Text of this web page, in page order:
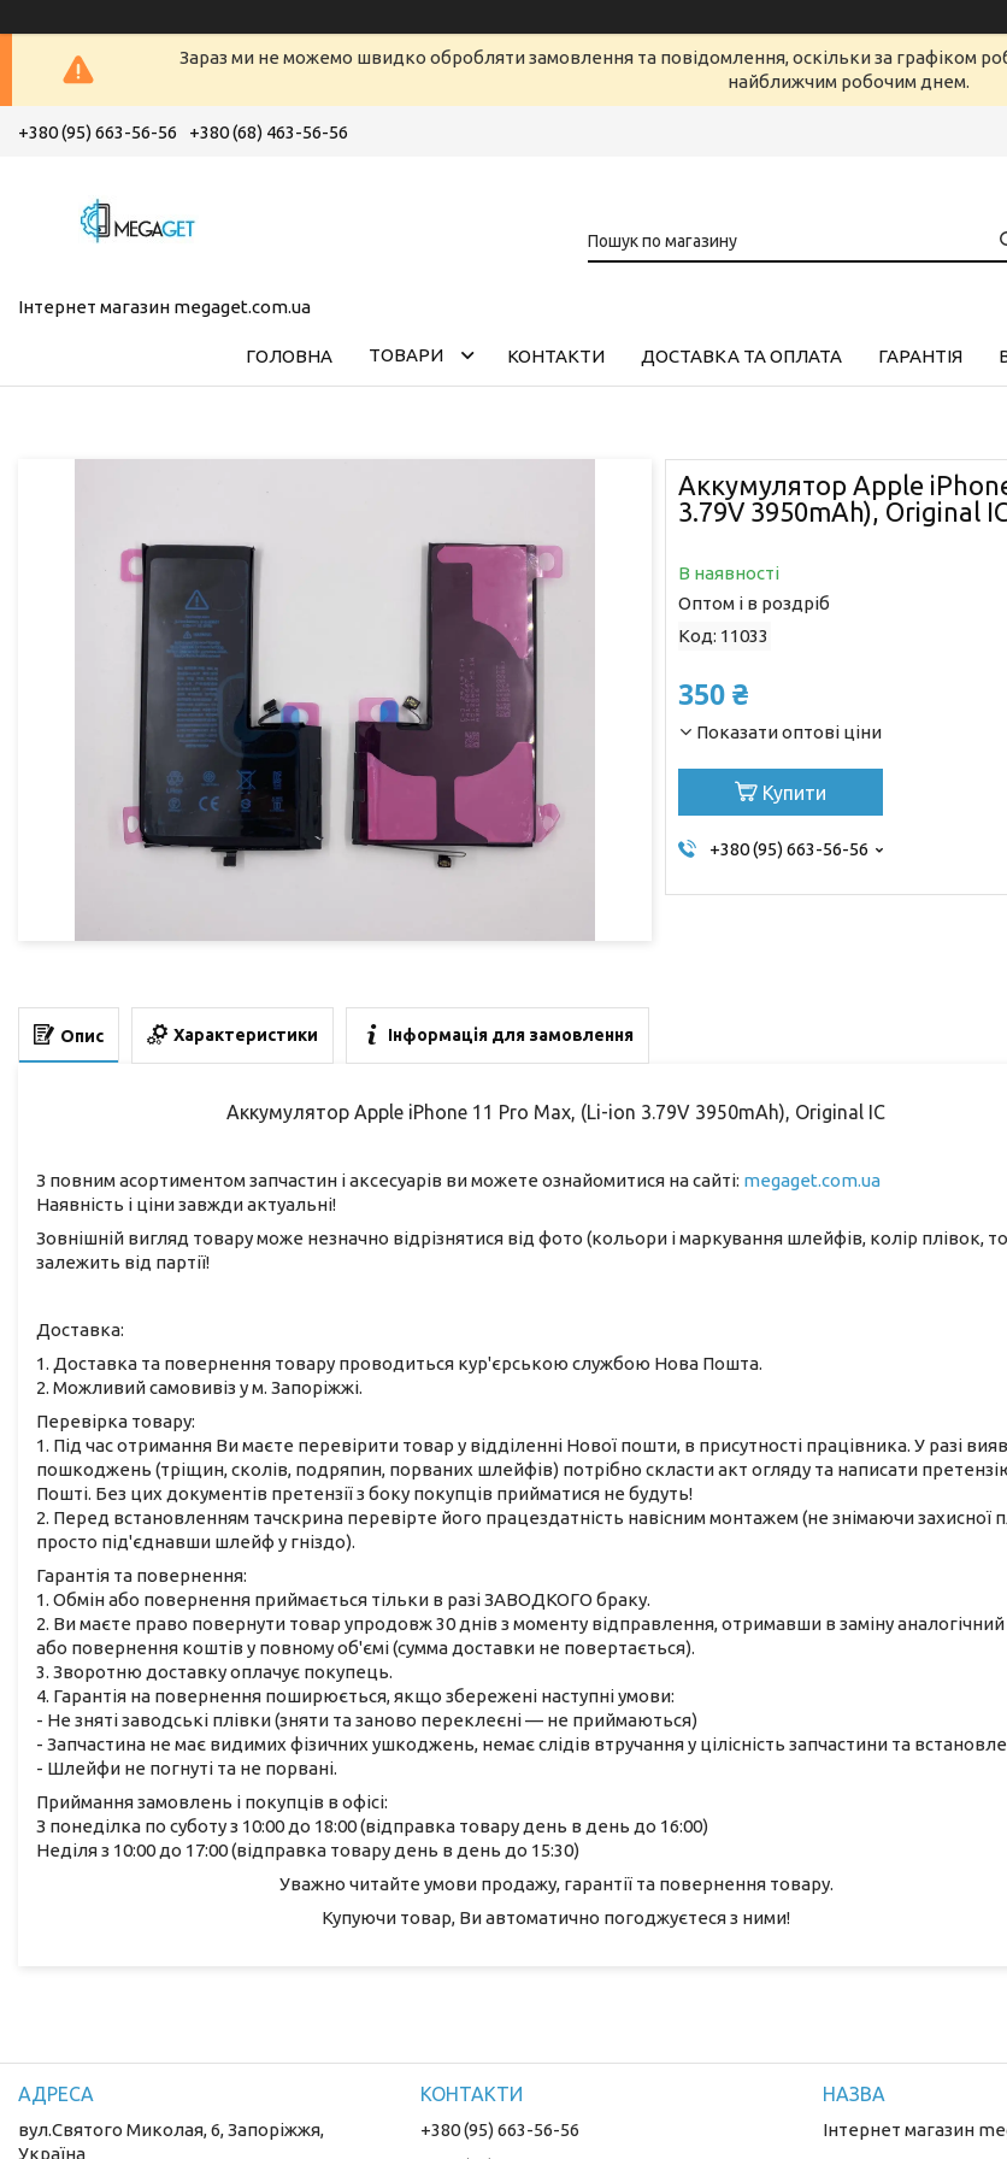
Зараз ми не можемо швидко обробляти замовлення та повідомлення, оскільки за графіком
найближчим робочим днем.
+380 (95) 663-56-56 +380 (68) 463-56-56
Інтернет магазин megaget.com.ua
ГОЛОВНА ТОВАРИ КОНТАКТИ ДОСТАВКА ТА ОПЛАТА ГАРАНТІЯ
Аккумулятор Apple
3.79V 3950mAh), Original
В наявності
Оптом і в роздріб
Код: 11033
350 ₴
Показати оптові ціни
Купити
+380 (95) 663-56-56
Опис Характеристики Інформація для замовлення
Аккумулятор Apple iPhone 11 Pro Max, (Li-ion 3.79V 3950mAh), Original IC
З повним асортиментом запчастин і аксесуарів ви можете ознайомитися на сайті: megaget.com.ua
Наявність і ціни завжди актуальні!
Зовнішній вигляд товару може незначно відрізнятися від фото (кольори і маркування шлейфів, колір плівок,
залежить від партії!
Доставка:
1. Доставка та повернення товару проводиться кур'єрською службою Нова Пошта.
2. Можливий самовивіз у м. Запоріжжі.
Перевірка товару:
1. Під час отримання Ви маєте перевірити товар у відділенні Нової пошти, в присутності працівника. У разі
пошкоджень (тріщин, сколів, подряпин, порваних шлейфів) потрібно скласти акт огляду та написати
Пошті. Без цих документів претензії з боку покупців прийматися не будуть!
2. Перед встановленням тачскрина перевірте його працездатність навісним монтажем (не знімаючи захисної
просто під'єднавши шлейф у гніздо).
Гарантія та повернення:
1. Обмін або повернення приймається тільки в разі ЗАВОДКОГО браку.
2. Ви маєте право повернути товар упродовж 30 днів з моменту відправлення, отримавши в заміну
або повернення коштів у повному об'ємі (сумма доставки не повертається).
3. Зворотню доставку оплачує покупець.
4. Гарантія на повернення поширюється, якщо збережені наступні умови:
- Не зняті заводські плівки (зняти та заново переклеєні — не приймаються)
- Запчастина не має видимих фізичних ушкоджень, немає слідів втручання у цілісність запчастини та
- Шлейфи не погнуті та не порвані.
Приймання замовлень і покупців в офісі:
З понеділка по суботу з 10:00 до 18:00 (відправка товару день в день до 16:00)
Неділя з 10:00 до 17:00 (відправка товару день в день до 15:30)
Уважно читайте умови продажу, гарантії та повернення товару.
Купуючи товар, Ви автоматично погоджуєтеся з ними!
вул.Святого Миколая, 6, Запоріжжя,
Україна
+380 (95) 663-56-56
Інтернет магазин